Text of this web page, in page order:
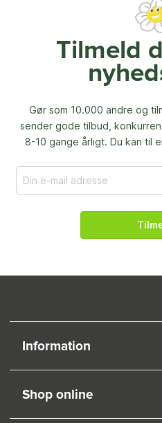
Tilmeld
Gør som 10.000 andre og
sender gode tilbud,
8-10 gange årligt. Du kan til
Information
Shop online